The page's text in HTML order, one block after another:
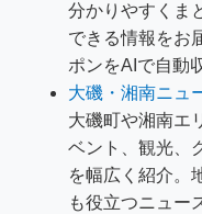
分かりやすくま
できる情報をお
ポンをAIで自動
大磯・湘南ニュ
大磯町や湘南エ
ベント、観光、
を幅広く紹介。
も役立つニュー